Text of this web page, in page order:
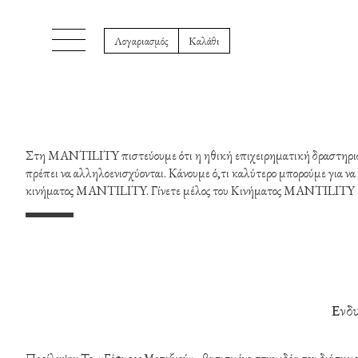
Λογαριασμός Καλάθι
Στη MANTILITY πιστεύουμε ότι η ηθική επιχειρηματική
πρέπει να αλληλοενισχύονται. Κάνουμε ό,τι καλύτερο μπορούμε για
κινήματος MANTILITY. Γίνετε μέλος του Κινήματος MANTILITY &